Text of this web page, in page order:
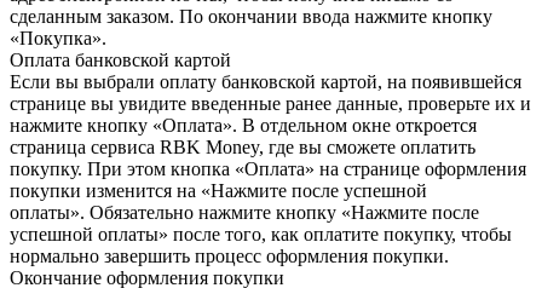
сделанным заказом. По окончании ввода нажмите кнопку
«Покупка».
Оплата банковской картой
Если вы выбрали оплату банковской картой, на появившейся
странице вы увидите введенные ранее данные, проверьте их и
нажмите кнопку «Оплата». В отдельном окне откроется
страница сервиса RBK Money, где вы сможете оплатить
покупку. При этом кнопка «Оплата» на странице оформления
покупки изменится на «Нажмите после успешной
оплаты». Обязательно нажмите кнопку «Нажмите после
успешной оплаты» после того, как оплатите покупку, чтобы
нормально завершить процесс оформления покупки.
Окончание оформления покупки